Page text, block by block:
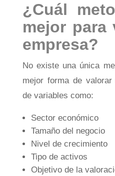
¿Cuál
mejor para
empresa?
No existe una única
mejor forma de valorar
de variables como:
Sector económico
Tamaño del negocio
Nivel de crecimiento
Tipo de activos
Objetivo de la